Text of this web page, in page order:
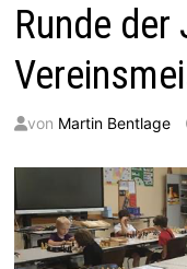
Runde der
von Martin Bentlage